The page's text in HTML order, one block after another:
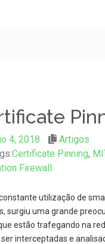
4, 2018
Artigos
Certificate Pinning,
Firewall
utilização de
surgiu uma grande
estão trafegando na
interceptadas e